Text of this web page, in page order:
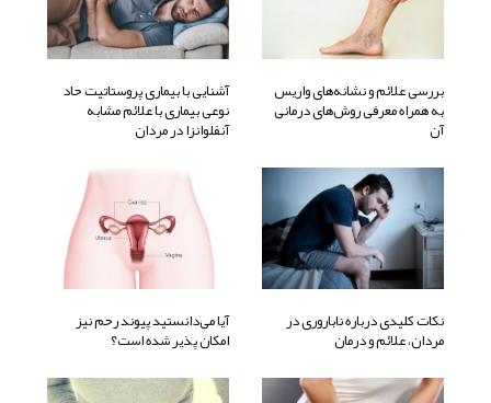
بررسی علائم و نشانه‌های واریس
به همراه معرفی روش‌های درمانی
آن
آشنایی با بیماری پروستاتیت حاد
نوعی بیماری با علائم مشابه
آنفلوانزا در مردان
نکات کلیدی درباره ناباروری در
مردان، علائم و درمان
آیا می‌دانستید پیوند رحم نیز
امکان پذیر شده است؟